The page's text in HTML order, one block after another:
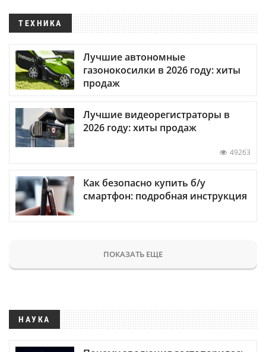
ТЕХНИКА
Лучшие автономные
газонокосилки в 2026 году: хиты
продаж
Лучшие видеорегистраторы в
2026 году: хиты продаж
49263
Как безопасно купить б/у
смартфон: подробная инструкция
ПОКАЗАТЬ ЕЩЕ
НАУКА